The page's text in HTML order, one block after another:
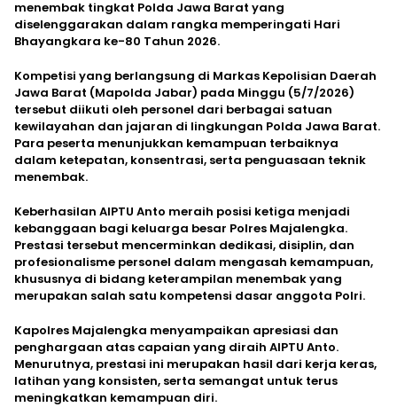
menembak tingkat Polda Jawa Barat yang
diselenggarakan dalam rangka memperingati Hari
Bhayangkara ke-80 Tahun 2026.
Kompetisi yang berlangsung di Markas Kepolisian Daerah
Jawa Barat (Mapolda Jabar) pada Minggu (5/7/2026)
tersebut diikuti oleh personel dari berbagai satuan
kewilayahan dan jajaran di lingkungan Polda Jawa Barat.
Para peserta menunjukkan kemampuan terbaiknya
dalam ketepatan, konsentrasi, serta penguasaan teknik
menembak.
Keberhasilan AIPTU Anto meraih posisi ketiga menjadi
kebanggaan bagi keluarga besar Polres Majalengka.
Prestasi tersebut mencerminkan dedikasi, disiplin, dan
profesionalisme personel dalam mengasah kemampuan,
khususnya di bidang keterampilan menembak yang
merupakan salah satu kompetensi dasar anggota Polri.
Kapolres Majalengka menyampaikan apresiasi dan
penghargaan atas capaian yang diraih AIPTU Anto.
Menurutnya, prestasi ini merupakan hasil dari kerja keras,
latihan yang konsisten, serta semangat untuk terus
meningkatkan kemampuan diri.